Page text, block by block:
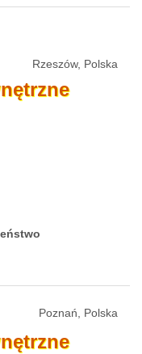
Rzeszów, Polska
Poznań, Polska